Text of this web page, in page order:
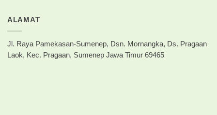
ALAMAT
Jl. Raya Pamekasan-Sumenep, Dsn. Mornangka, Ds. Pragaan
Laok, Kec. Pragaan, Sumenep Jawa Timur 69465